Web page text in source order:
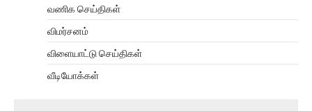
வணிக செய்திகள்
விமர்சனம்
விளையாட்டு செய்திகள்
வீடியோக்கள்